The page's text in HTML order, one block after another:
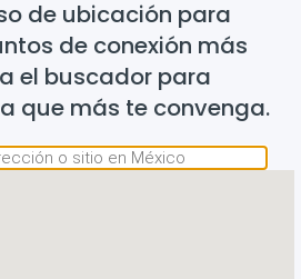
de ubicación para
de conexión más
el buscador para
que más te convenga.